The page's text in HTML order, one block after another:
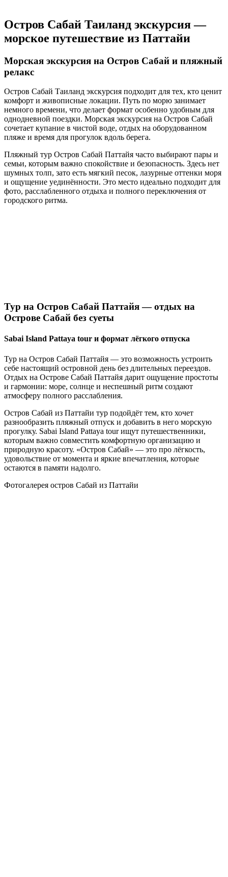
Остров Сабай Таиланд экскурсия —
морское путешествие из Паттайи
Морская экскурсия на Остров Сабай и пляжный
релакс
Остров Сабай Таиланд экскурсия подходит для тех, кто ценит
комфорт и живописные локации. Путь по морю занимает
немного времени, что делает формат особенно удобным для
однодневной поездки. Морская экскурсия на Остров Сабай
сочетает купание в чистой воде, отдых на оборудованном
пляже и время для прогулок вдоль берега.
Пляжный тур Остров Сабай Паттайя часто выбирают пары и
семьи, которым важно спокойствие и безопасность. Здесь нет
шумных толп, зато есть мягкий песок, лазурные оттенки моря
и ощущение уединённости. Это место идеально подходит для
фото, расслабленного отдыха и полного переключения от
городского ритма.
Тур на Остров Сабай Паттайя — отдых на
Острове Сабай без суеты
Sabai Island Pattaya tour и формат лёгкого отпуска
Тур на Остров Сабай Паттайя — это возможность устроить
себе настоящий островной день без длительных переездов.
Отдых на Острове Сабай Паттайя дарит ощущение простоты
и гармонии: море, солнце и неспешный ритм создают
атмосферу полного расслабления.
Остров Сабай из Паттайи тур подойдёт тем, кто хочет
разнообразить пляжный отпуск и добавить в него морскую
прогулку. Sabai Island Pattaya tour ищут путешественники,
которым важно совместить комфортную организацию и
природную красоту. «Остров Сабай» — это про лёгкость,
удовольствие от момента и яркие впечатления, которые
остаются в памяти надолго.
Фотогалерея остров Сабай из Паттайи